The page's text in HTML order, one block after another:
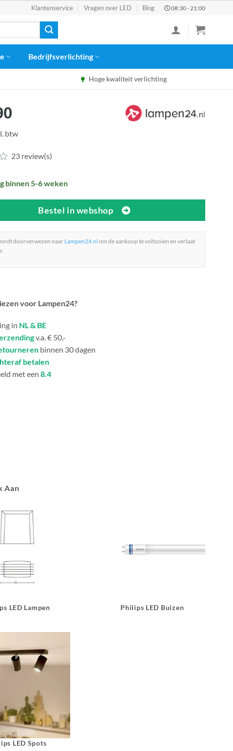
Klantenservice Vragen over LED Blog 08:30 - 21:00
Bedrijfsverlichting
Hoge kwaliteit verlichting
btw
23 review(s)
binnen 5-6 weken
Bestel in webshop
doorverwezen naarLampen24.nl om de aankoop te voltooien en verlaat
voor Lampen24?
in NL & BE
v.a. € 50,-
binnen 30 dagen
betalen
met een 8.4
Aan
LED Lampen Philips LED Buizen
LED Spots